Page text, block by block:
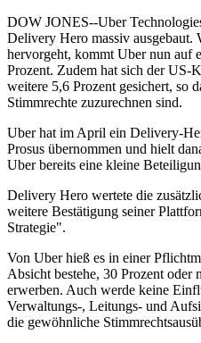
DOW JONES--Uber
Delivery Hero massiv ausgebaut.
hervorgeht, kommt Uber nun auf
Prozent. Zudem hat sich der
weitere 5,6 Prozent gesichert, so
Stimmrechte zuzurechnen sind.
Uber hat im April ein Delivery-
Prosus übernommen und hielt
Uber bereits eine kleine
Delivery Hero wertete die
weitere Bestätigung seiner
Strategie".
Von Uber hieß es in einer
Absicht bestehe, 30 Prozent oder
erwerben. Auch werde keine
Verwaltungs-, Leitungs- und
die gewöhnliche